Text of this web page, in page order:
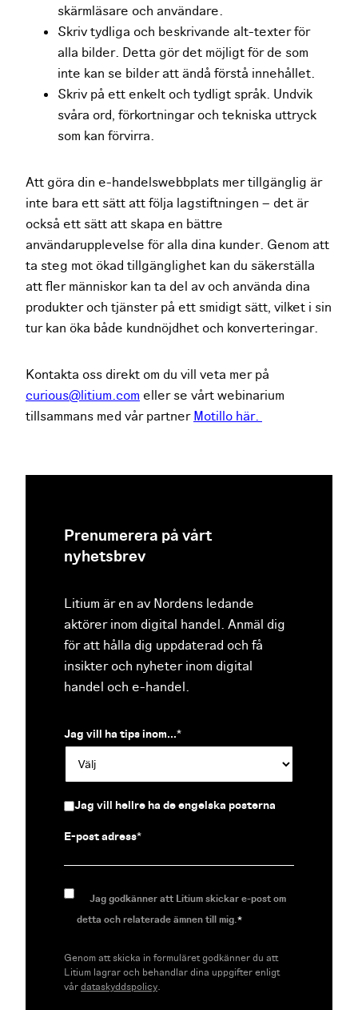
skärmläsare och användare.
Skriv tydliga och beskrivande alt-texter för
alla bilder. Detta gör det möjligt för de som
inte kan se bilder att ändå förstå innehållet.
Skriv på ett enkelt och tydligt språk. Undvik
svåra ord, förkortningar och tekniska uttryck
som kan förvirra.
Att göra din e-handelswebbplats mer tillgänglig är
inte bara ett sätt att följa lagstiftningen – det är
också ett sätt att skapa en bättre
användarupplevelse för alla dina kunder. Genom att
ta steg mot ökad tillgänglighet kan du säkerställa
att fler människor kan ta del av och använda dina
produkter och tjänster på ett smidigt sätt, vilket i sin
tur kan öka både kundnöjdhet och konverteringar.
Kontakta oss direkt om du vill veta mer på
curious@litium.com eller se vårt webinarium
tillsammans med vår partnerMotillo här.
Prenumerera på vårt
nyhetsbrev
Litium är en av Nordens ledande
aktörer inom digital handel. Anmäl dig
för att hålla dig uppdaterad och få
insikter och nyheter inom digital
handel och e-handel.
Jag vill ha tips inom...*
Jag vill hellre ha de engelska posterna
E-post adress*
Jag godkänner att Litium skickar e-post om
detta och relaterade ämnen till mig.*
Genom att skicka in formuläret godkänner du att
Litium lagrar och behandlar dina uppgifter enligt
vårdataskyddspolicy.